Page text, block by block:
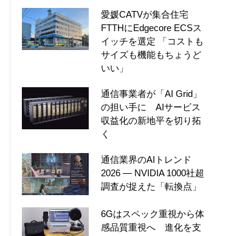
愛媛CATVが集合住宅
FTTHにEdgecore ECSス
イッチを選定 「コストも
サイズも機能もちょうど
いい」
通信事業者が「AI Grid」
の担い手に AIサービス
収益化の新地平を切り拓
く
通信業界のAIトレンド
2026 ― NVIDIA 1000社超
調査が捉えた「転換点」
6Gはスペック重視から体
感品質重視へ 進化を支